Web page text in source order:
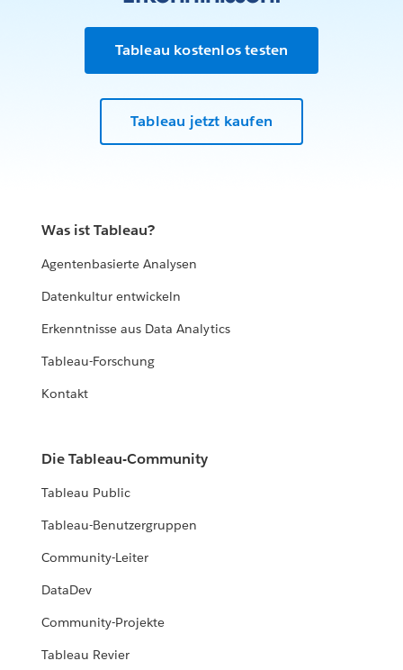
Tableau kostenlos testen
Tableau jetzt kaufen
Was ist Tableau?
Agentenbasierte Analysen
Datenkultur entwickeln
Erkenntnisse aus Data Analytics
Tableau-Forschung
Kontakt
Die Tableau-Community
Tableau Public
Tableau-Benutzergruppen
Community-Leiter
DataDev
Community-Projekte
Tableau Revier